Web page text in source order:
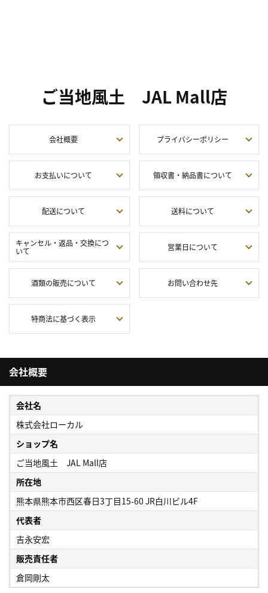
ご当地風土 JAL Mall店
会社概要 プライバシーポリシー
お支払いについて 領収書・納品書について
配送について 送料について
キャンセル・返品・交換につ
いて
営業日について
酒類の販売について お問い合わせ先
特商法に基づく表示
会社概要
会社名
株式会社ローカル
ショップ名
ご当地風土 JAL Mall店
所在地
熊本県熊本市西区春日3丁目15-60 JR白川ビル4F
代表者
吉永安宏
販売責任者
倉岡剛太